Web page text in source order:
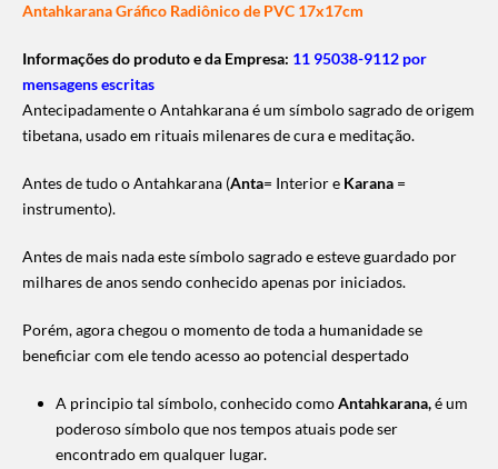
Antahkarana Gráfico Radiônico de PVC 17x17cm
Informações do produto e da Empresa: 11 95038-9112 por
mensagens escritas
Antecipadamente o Antahkarana é um símbolo sagrado de origem
tibetana, usado em rituais milenares de cura e meditação.
Antes de tudo o Antahkarana (Anta= Interior e Karana =
instrumento).
Antes de mais nada este símbolo sagrado e esteve guardado por
milhares de anos sendo conhecido apenas por iniciados.
Porém, agora chegou o momento de toda a humanidade se
beneficiar com ele tendo acesso ao potencial despertado
A principio tal símbolo, conhecido comoAntahkarana,é um
poderoso símbolo que nos tempos atuais pode ser
encontrado em qualquer lugar.